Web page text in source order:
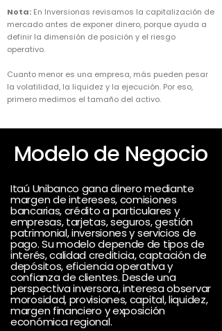
Nota: En Inversionas revisamos la capitalización de
mercado antes de exponer dinero, porque ayuda a
definir la dimensión de posición y el riesgo
operativo.
Cuanto menor es una empresa, más pueden pesar
la volatilidad, la liquidez y la ejecución. Por eso,
primero medimos el tamaño del activo.
Modelo de Negocio
Itaú Unibanco gana dinero mediante
margen de intereses, comisiones
bancarias, crédito a particulares y
empresas, tarjetas, seguros, gestión
patrimonial, inversiones y servicios de
pago. Su modelo depende de tipos de
interés, calidad crediticia, captación de
depósitos, eficiencia operativa y
confianza de clientes. Desde una
perspectiva inversora, interesa observar
morosidad, provisiones, capital, liquidez,
margen financiero y exposición
económica regional.